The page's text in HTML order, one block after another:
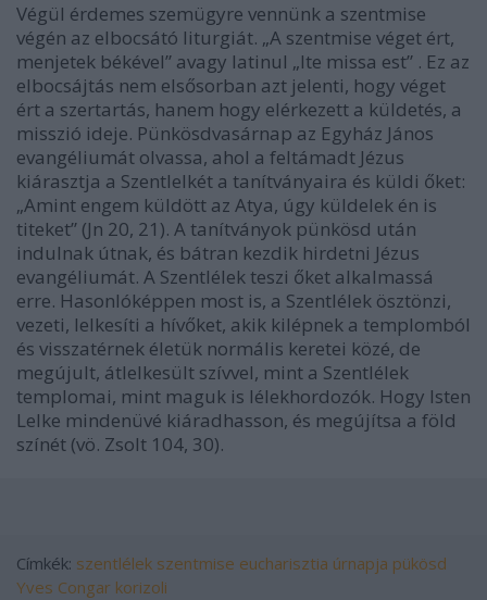
Végül érdemes szemügyre vennünk a szentmise
végén az elbocsátó liturgiát. „A szentmise véget ért,
menjetek békével” avagy latinul „Ite missa est” . Ez az
elbocsájtás nem elsősorban azt jelenti, hogy véget
ért a szertartás, hanem hogy elérkezett a küldetés, a
misszió ideje. Pünkösdvasárnap az Egyház János
evangéliumát olvassa, ahol a feltámadt Jézus
kiárasztja a Szentlelkét a tanítványaira és küldi őket:
„Amint engem küldött az Atya, úgy küldelek én is
titeket” (Jn 20, 21). A tanítványok pünkösd után
indulnak útnak, és bátran kezdik hirdetni Jézus
evangéliumát. A Szentlélek teszi őket alkalmassá
erre. Hasonlóképpen most is, a Szentlélek ösztönzi,
vezeti, lelkesíti a hívőket, akik kilépnek a templomból
és visszatérnek életük normális keretei közé, de
megújult, átlelkesült szívvel, mint a Szentlélek
templomai, mint maguk is lélekhordozók. Hogy Isten
Lelke mindenüvé kiáradhasson, és megújítsa a föld
színét (vö. Zsolt 104, 30).
Címkék: szentlélek szentmise eucharisztia úrnapja pükösd
Yves Congar korizoli